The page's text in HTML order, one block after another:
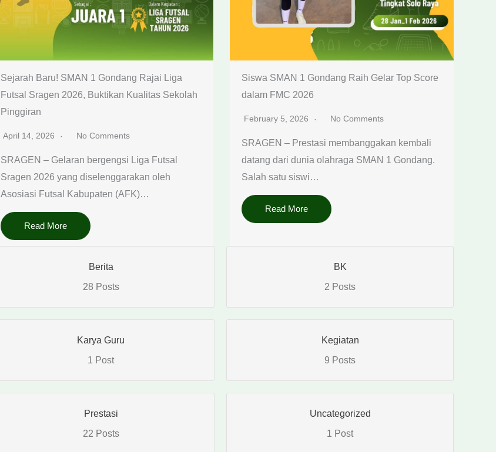
Sejarah Baru! SMAN 1 Gondang Rajai Liga
Futsal Sragen 2026, Buktikan Kualitas Sekolah
Pinggiran
April 14, 2026 No Comments
SRAGEN – Gelaran bergengsi Liga Futsal
Sragen 2026 yang diselenggarakan oleh
Asosiasi Futsal Kabupaten (AFK)…
Read More
Siswa SMAN 1 Gondang Raih Gelar Top Score
dalam FMC 2026
February 5, 2026 No Comments
SRAGEN – Prestasi membanggakan kembali
datang dari dunia olahraga SMAN 1 Gondang.
Salah satu siswi…
Read More
Berita
28 Posts
BK
2 Posts
Karya Guru
1 Post
Kegiatan
9 Posts
Prestasi
22 Posts
Uncategorized
1 Post